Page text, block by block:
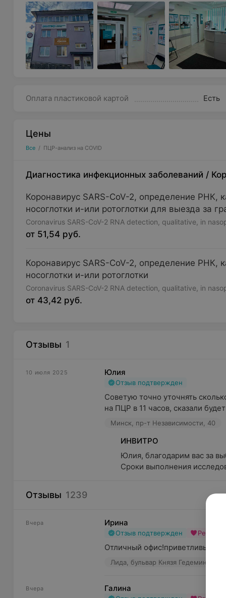
Оплата пластиковой картой Есть
Цены
Все / ПЦР-анализ на COVID
Диагностика инфекционных заболеваний /
Коронавирус SARS-CoV-2, определение РНК,
носоглотки и-или ротоглотки для выезда за
Coronavirus SARS-CoV-2 RNA detection, qualitative, in
от 51,54 руб.
Коронавирус SARS-CoV-2, определение РНК,
носоглотки и-или ротоглотки
Coronavirus SARS-CoV-2 RNA detection, qualitative, in
от 43,42 руб.
Отзывы 1
10 июля 2025 Юлия
Отзыв подтвержден
Советую точно уточнять
на ПЦР в 11 часов, сказали
Минск, пр-т Независимости, 40
ИНВИТРО
Юлия, благодарим вас за
Сроки выполнения
Отзывы 1239
Вчера Ирина
Отзыв подтвержден
Отличный офис!приветливый
Лида, бульвар Князя Гедемина, 12/
Вчера Галина